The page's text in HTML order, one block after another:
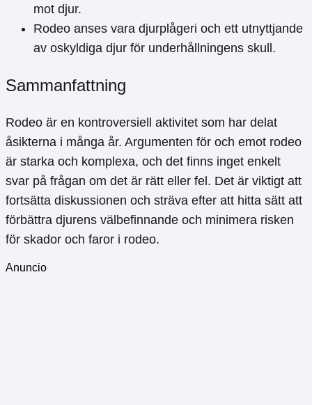
mot djur.
Rodeo anses vara djurplågeri och ett utnyttjande
av oskyldiga djur för underhållningens skull.
Sammanfattning
Rodeo är en kontroversiell aktivitet som har delat
åsikterna i många år. Argumenten för och emot rodeo
är starka och komplexa, och det finns inget enkelt
svar på frågan om det är rätt eller fel. Det är viktigt att
fortsätta diskussionen och sträva efter att hitta sätt att
förbättra djurens välbefinnande och minimera risken
för skador och faror i rodeo.
Anuncio